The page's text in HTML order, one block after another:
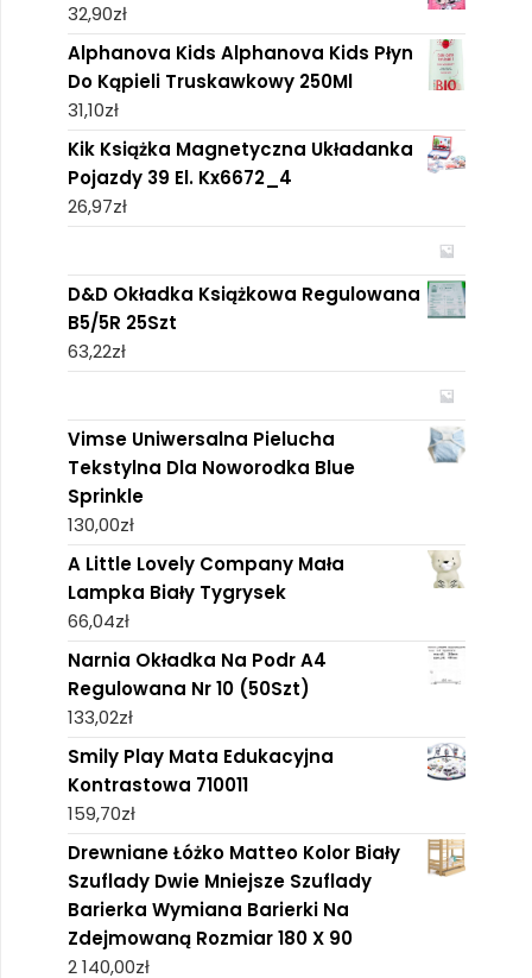
32,90zł
Alphanova Kids Alphanova Kids Płyn
Do Kąpieli Truskawkowy 250Ml
31,10zł
Kik Książka Magnetyczna Układanka
Pojazdy 39 El. Kx6672_4
26,97zł
D&D Okładka Książkowa Regulowana
B5/5R 25Szt
63,22zł
Vimse Uniwersalna Pielucha
Tekstylna Dla Noworodka Blue
Sprinkle
130,00zł
A Little Lovely Company Mała
Lampka Biały Tygrysek
66,04zł
Narnia Okładka Na Podr A4
Regulowana Nr 10 (50Szt)
133,02zł
Smily Play Mata Edukacyjna
Kontrastowa 710011
159,70zł
Drewniane Łóżko Matteo Kolor Biały
Szuflady Dwie Mniejsze Szuflady
Barierka Wymiana Barierki Na
Zdejmowaną Rozmiar 180 X 90
2 140,00zł